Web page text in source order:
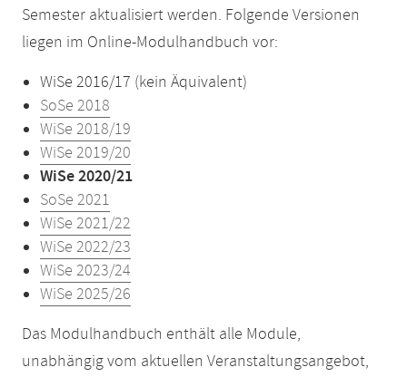
Semester aktualisiert werden. Folgende Versionen
liegen im Online-Modulhandbuch vor:
WiSe 2016/17 (kein Äquivalent)
SoSe 2018
WiSe 2018/19
WiSe 2019/20
WiSe 2020/21
SoSe 2021
WiSe 2021/22
WiSe 2022/23
WiSe 2023/24
WiSe 2025/26
Das Modulhandbuch enthält alle Module,
unabhängig vom aktuellen Veranstaltungsangebot,